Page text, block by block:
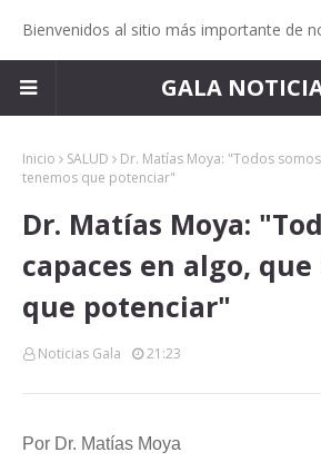
Bienvenidos al sitio más importante de
GALA
Inicio SALUD
Dr. Matías Moya: "Todos
tenemos que potenciar"
Dr. Matías Moya:
capaces en algo,
que potenciar"
Noticias Gala 21:23
Por Dr. Matías Moya